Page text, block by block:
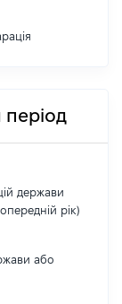
період
держави
рік)
або